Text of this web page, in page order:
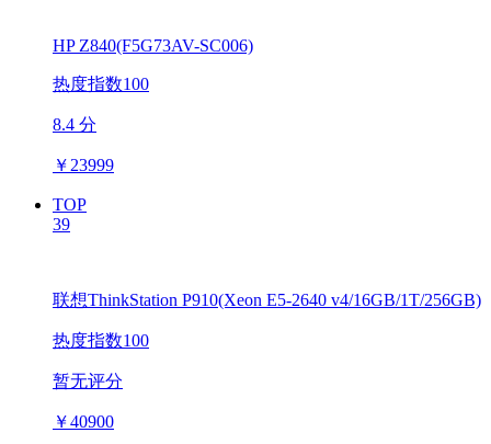
HP Z840(F5G73AV-SC006)
热度指数100
8.4 分
￥ 23999
TOP
39
联想ThinkStation P910(Xeon E5-2640 v4/16GB/1T/256GB)
热度指数100
暂无评分
￥40900